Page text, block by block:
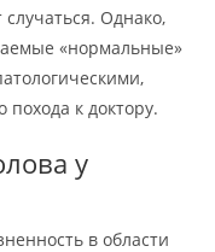
Однако,
«нормальные»
похода к доктору.
у
в области